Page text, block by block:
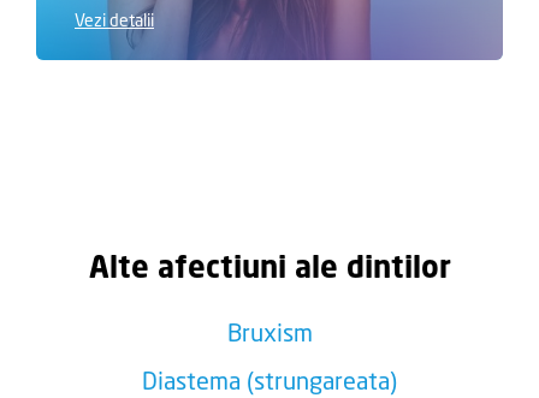
Vezi detalii
Alte afectiuni ale dintilor
Bruxism
Diastema (strungareata)